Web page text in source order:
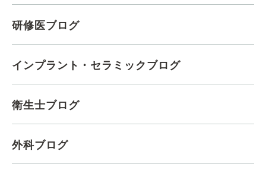
研修医ブログ
インプラント・セラミックブログ
衛生士ブログ
外科ブログ